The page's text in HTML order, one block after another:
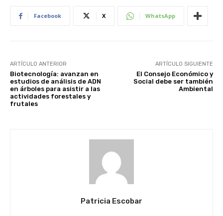
Facebook X WhatsApp
ARTÍCULO ANTERIOR
Biotecnología: avanzan en
estudios de análisis de ADN
en árboles para asistir a las
actividades forestales y
frutales
ARTÍCULO SIGUIENTE
El Consejo Económico y
Social debe ser también
Ambiental
Patricia Escobar